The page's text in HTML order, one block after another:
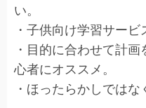
い。
・子供向け学習サービ
・目的に合わせて計
心者にオススメ。
・ほったらかしではな